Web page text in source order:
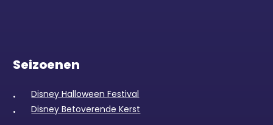
Seizoenen
Disney Halloween Festival
Disney Betoverende Kerst